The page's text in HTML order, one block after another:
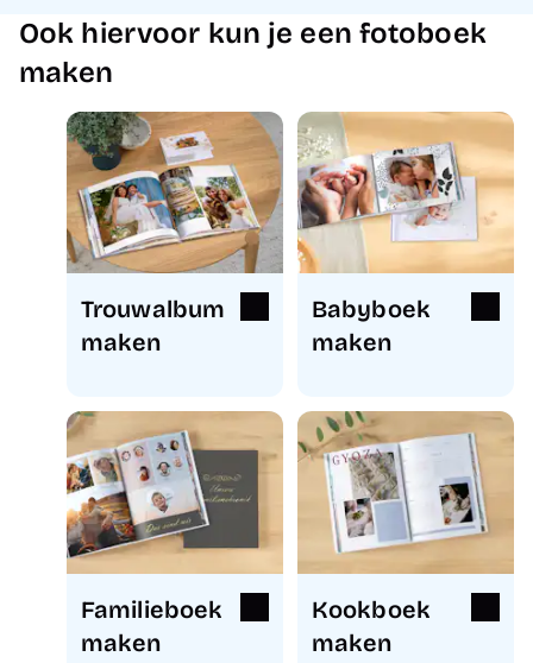
Ook hiervoor kun je een fotoboek
maken
Trouwalbum
maken
Babyboek
maken
Familieboek
maken
Kookboek
maken